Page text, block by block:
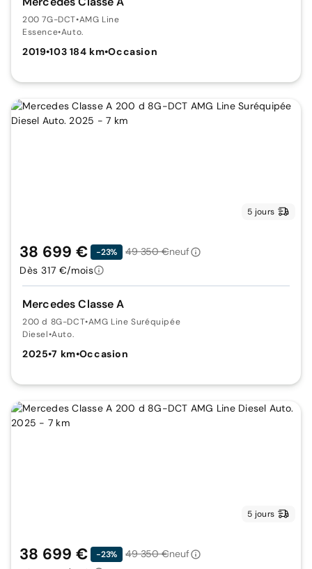
200 7G-DCT•AMG Line
Essence•Auto.
2019•103 184 km•Occasion
5 jours
Mercedes Classe A
200 d 8G-DCT•AMG Line Suréquipée
Diesel•Auto.
2025•7 km•Occasion
38 699 € -23% 49 350 €neuf
Dès 317 €/mois
5 jours
38 699 € -23% 49 350 €neuf